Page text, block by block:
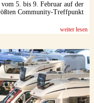
5. bis 9. Februar auf der
Community-Treffpunkt
weiter lesen